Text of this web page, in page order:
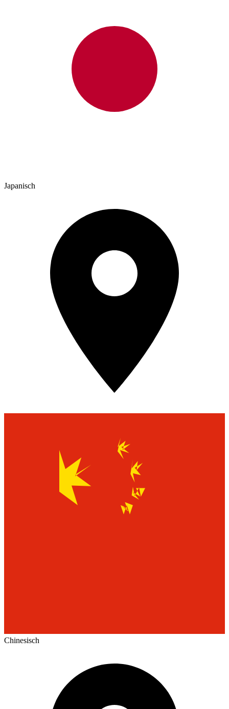
Japanisch
Chinesisch